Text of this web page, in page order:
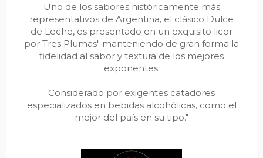
Uno de los sabores históricamente más
representativos de Argentina, el clásico Dulce
de Leche, es presentado en un exquisito licor
por Tres Plumas" manteniendo de gran forma la
fidelidad al sabor y textura de los mejores
exponentes.
Considerado por exigentes catadores
especializados en bebidas alcohólicas, como el
mejor del país en su tipo."